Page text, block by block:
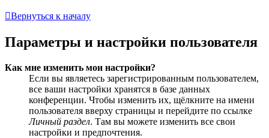
Вернуться к началу
Параметры и настройки пользователя
Как мне изменить мои настройки?
Если вы являетесь зарегистрированным пользователем,
все ваши настройки хранятся в базе данных
конференции. Чтобы изменить их, щёлкните на имени
пользователя вверху страницы и перейдите по ссылке
Личный раздел. Там вы можете изменить все свои
настройки и предпочтения.